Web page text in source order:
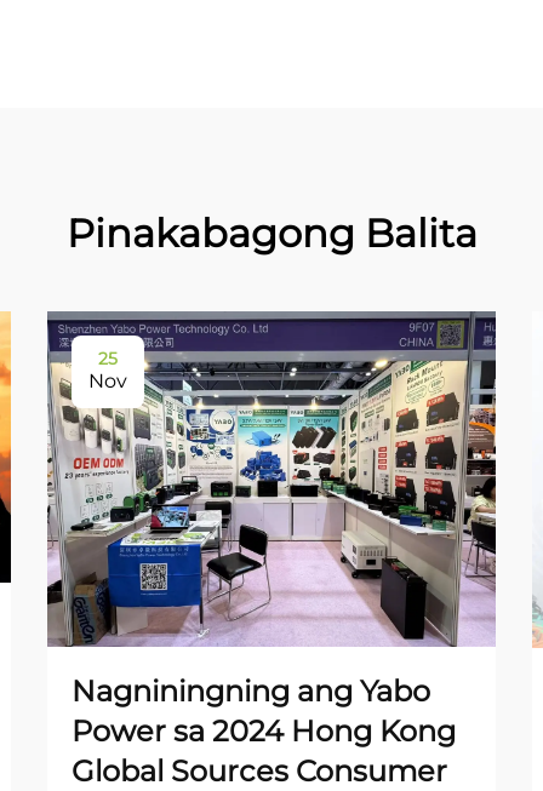
Pinakabagong Balita
25
Nov
Nagniningning ang Yabo
Power sa 2024 Hong Kong
Global Sources Consumer